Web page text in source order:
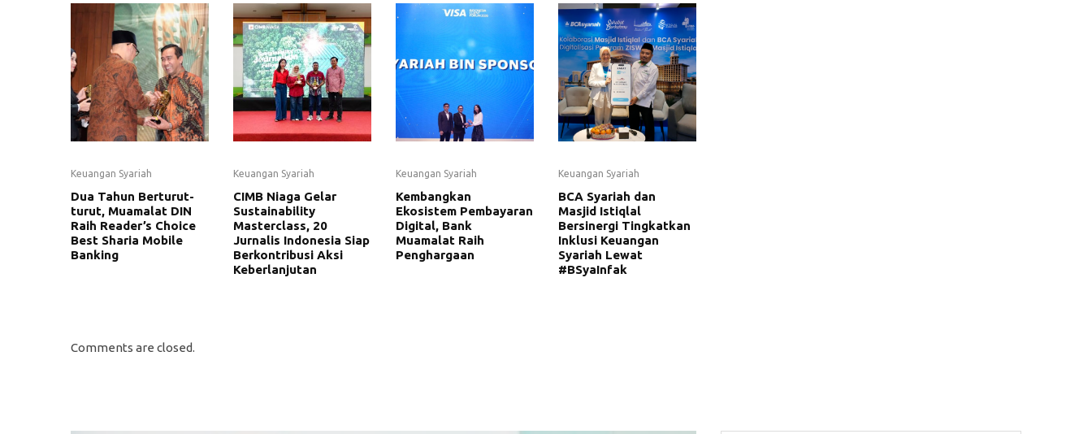
Keuangan Syariah
Dua Tahun Berturut-
turut, Muamalat DIN
Raih Reader’s Choice
Best Sharia Mobile
Banking
Keuangan Syariah
CIMB Niaga Gelar
Sustainability
Masterclass, 20
Jurnalis Indonesia Siap
Berkontribusi Aksi
Keberlanjutan
Keuangan Syariah
Kembangkan
Ekosistem Pembayaran
Digital, Bank
Muamalat Raih
Penghargaan
Keuangan Syariah
BCA Syariah dan
Masjid Istiqlal
Bersinergi Tingkatkan
Inklusi Keuangan
Syariah Lewat
#BSyaInfak
Comments are closed.